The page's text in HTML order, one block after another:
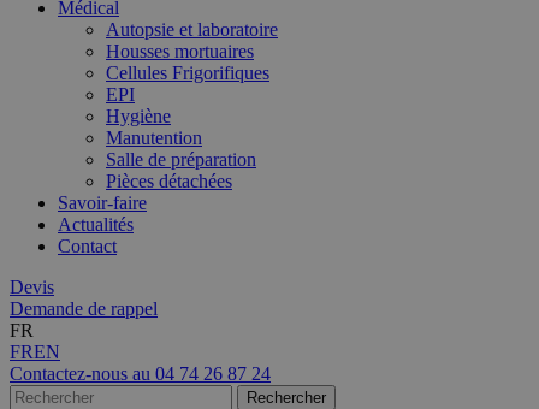
Médical
Autopsie et laboratoire
Housses mortuaires
Cellules Frigorifiques
EPI
Hygiène
Manutention
Salle de préparation
Pièces détachées
Savoir-faire
Actualités
Contact
Devis
Demande de rappel
FR
FREN
Contactez-nous au 04 74 26 87 24